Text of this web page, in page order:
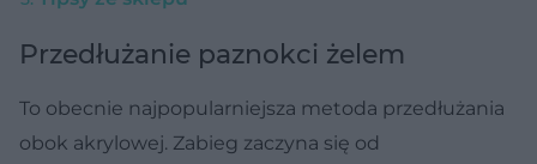
Przedłużanie paznokci żelem
To obecnie najpopularniejsza metoda przedłużania
obok akrylowej. Zabieg zaczyna się od